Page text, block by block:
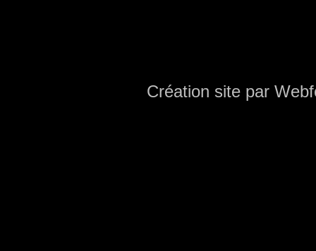
Création site par